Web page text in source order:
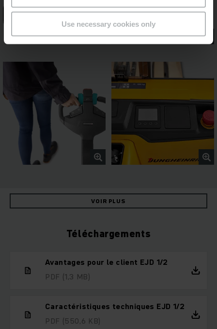
Use necessary cookies only
VOIR PLUS
Téléchargements
Avantages pour le client EJD 1/2
PDF (1,3 MB)
Caractéristiques techniques EJD 1/2
PDF (550,6 KB)